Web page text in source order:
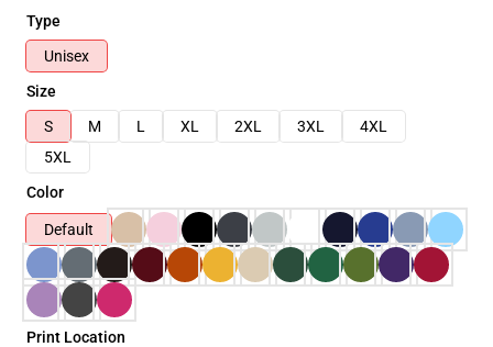
Type
Unisex
Size
S
M L XL 2XL 3XL
4XL
5XL
Color
Default
Print Location